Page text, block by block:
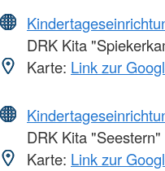
DRK Kita
Karte: Link zur
DRK Kita
Karte: Link zur